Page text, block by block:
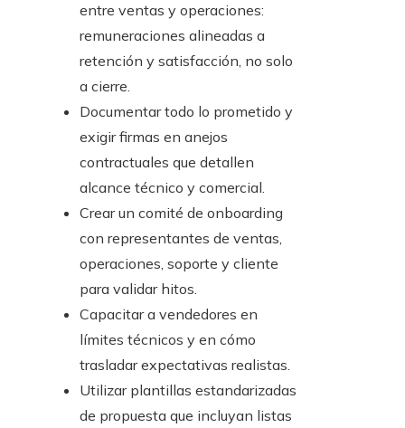
entre ventas y operaciones:
remuneraciones alineadas a
retención y satisfacción, no solo
a cierre.
Documentar todo lo prometido y
exigir firmas en anejos
contractuales que detallen
alcance técnico y comercial.
Crear un comité de onboarding
con representantes de ventas,
operaciones, soporte y cliente
para validar hitos.
Capacitar a vendedores en
límites técnicos y en cómo
trasladar expectativas realistas.
Utilizar plantillas estandarizadas
de propuesta que incluyan listas